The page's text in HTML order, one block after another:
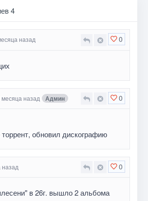
4
0
назад
0
месяца назад Админ
торрент, обновил дискографию
0
в 26г. вышло 2 альбома